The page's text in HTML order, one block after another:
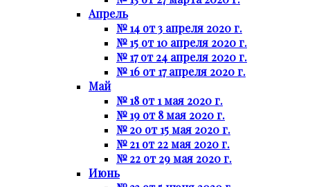
Апрель
№ 14 от 3 апреля 2020 г.
№ 15 от 10 апреля 2020 г.
№ 17 от 24 апреля 2020 г.
№ 16 от 17 апреля 2020 г.
Май
№ 18 от 1 мая 2020 г.
№ 19 от 8 мая 2020 г.
№ 20 от 15 мая 2020 г.
№ 21 от 22 мая 2020 г.
№ 22 от 29 мая 2020 г.
Июнь